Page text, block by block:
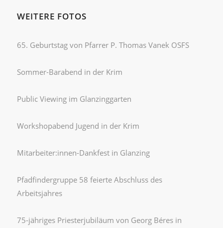
WEITERE FOTOS
65. Geburtstag von Pfarrer P. Thomas Vanek OSFS
Sommer-Barabend in der Krim
Public Viewing im Glanzinggarten
Workshopabend Jugend in der Krim
Mitarbeiter:innen-Dankfest in Glanzing
Pfadfindergruppe 58 feierte Abschluss des
Arbeitsjahres
75-jähriges Priesterjubiläum von Georg Béres in